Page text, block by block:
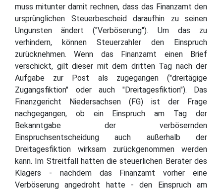
muss mitunter damit rechnen, dass das Finanzamt den
ursprünglichen Steuerbescheid daraufhin zu seinen
Ungunsten ändert ("Verböserung"). Um das zu
verhindern, können Steuerzahler den Einspruch
zurücknehmen. Wenn das Finanzamt einen Brief
verschickt, gilt dieser mit dem dritten Tag nach der
Aufgabe zur Post als zugegangen ("dreitägige
Zugangsfiktion" oder auch "Dreitagesfiktion"). Das
Finanzgericht Niedersachsen (FG) ist der Frage
nachgegangen, ob ein Einspruch am Tag der
Bekanntgabe der verbösernden
Einspruchsentscheidung auch außerhalb der
Dreitagesfiktion wirksam zurückgenommen werden
kann. Im Streitfall hatten die steuerlichen Berater des
Klägers - nachdem das Finanzamt vorher eine
Verböserung angedroht hatte - den Einspruch am